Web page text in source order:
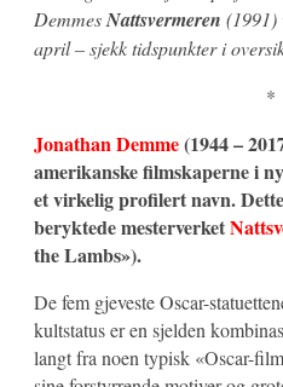
DemmesNattsvermeren (1991)
april – sjekk tidspunkter i
*
Jonathan Demme(1944 –
amerikanske filmskaperne i
et virkelig profilert navn.
beryktede mesterverket
the Lambs»).
De fem gjeveste Oscar-
kultstatus er en sjelden
langt fra noen typisk «Oscar-